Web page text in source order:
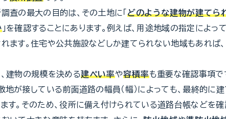
査の最大の目的は、その土地に「 どのような建物が建てら
」を確認することにあります。例えば、用途地域の指定によっ
れます。住宅や公共施設などしか建てられない地域もあれば
建物の規模を決める建ぺい率や容積率も重要な確認事項で
地が接している前面道路の幅員（幅）によっても、最終的
す。そのため、役所に備え付けられている道路台帳などを